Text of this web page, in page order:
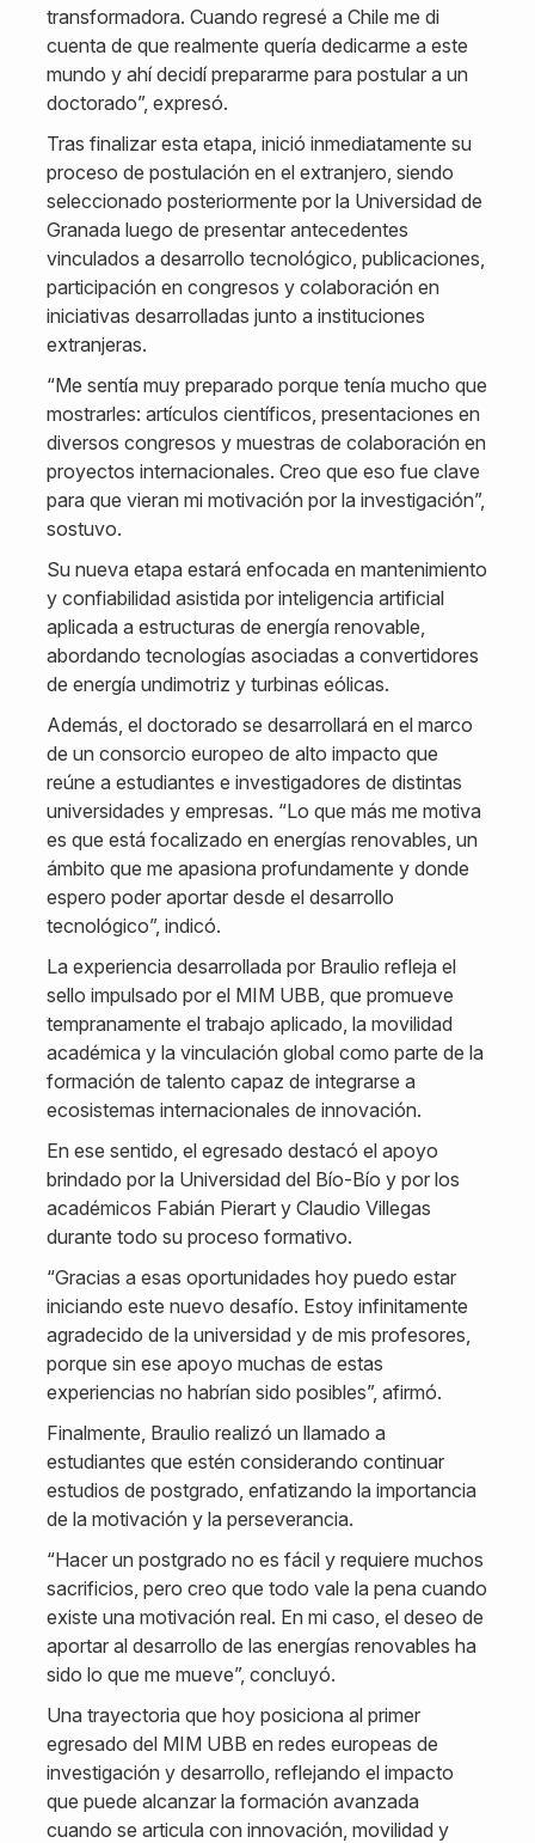
transformadora. Cuando regresé a Chile me di
cuenta de que realmente quería dedicarme a este
mundo y ahí decidí prepararme para postular a un
doctorado”, expresó.
Tras finalizar esta etapa, inició inmediatamente su
proceso de postulación en el extranjero, siendo
seleccionado posteriormente por la Universidad de
Granada luego de presentar antecedentes
vinculados a desarrollo tecnológico, publicaciones,
participación en congresos y colaboración en
iniciativas desarrolladas junto a instituciones
extranjeras.
“Me sentía muy preparado porque tenía mucho que
mostrarles: artículos científicos, presentaciones en
diversos congresos y muestras de colaboración en
proyectos internacionales. Creo que eso fue clave
para que vieran mi motivación por la investigación”,
sostuvo.
Su nueva etapa estará enfocada en mantenimiento
y confiabilidad asistida por inteligencia artificial
aplicada a estructuras de energía renovable,
abordando tecnologías asociadas a convertidores
de energía undimotriz y turbinas eólicas.
Además, el doctorado se desarrollará en el marco
de un consorcio europeo de alto impacto que
reúne a estudiantes e investigadores de distintas
universidades y empresas. “Lo que más me motiva
es que está focalizado en energías renovables, un
ámbito que me apasiona profundamente y donde
espero poder aportar desde el desarrollo
tecnológico”, indicó.
La experiencia desarrollada por Braulio refleja el
sello impulsado por el MIM UBB, que promueve
tempranamente el trabajo aplicado, la movilidad
académica y la vinculación global como parte de la
formación de talento capaz de integrarse a
ecosistemas internacionales de innovación.
En ese sentido, el egresado destacó el apoyo
brindado por la Universidad del Bío-Bío y por los
académicos Fabián Pierart y Claudio Villegas
durante todo su proceso formativo.
“Gracias a esas oportunidades hoy puedo estar
iniciando este nuevo desafío. Estoy infinitamente
agradecido de la universidad y de mis profesores,
porque sin ese apoyo muchas de estas
experiencias no habrían sido posibles”, afirmó.
Finalmente, Braulio realizó un llamado a
estudiantes que estén considerando continuar
estudios de postgrado, enfatizando la importancia
de la motivación y la perseverancia.
“Hacer un postgrado no es fácil y requiere muchos
sacrificios, pero creo que todo vale la pena cuando
existe una motivación real. En mi caso, el deseo de
aportar al desarrollo de las energías renovables ha
sido lo que me mueve”, concluyó.
Una trayectoria que hoy posiciona al primer
egresado del MIM UBB en redes europeas de
investigación y desarrollo, reflejando el impacto
que puede alcanzar la formación avanzada
cuando se articula con innovación, movilidad y